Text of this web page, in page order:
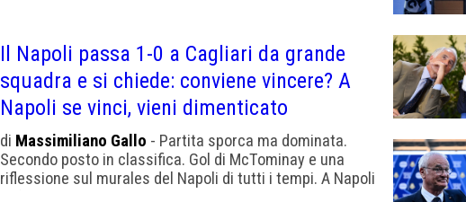
Il Napoli passa 1-0 a Cagliari da grande
squadra e si chiede: conviene vincere? A
Napoli se vinci, vieni dimenticato
di Massimiliano Gallo - Partita sporca ma dominata.
Secondo posto in classifica. Gol di McTominay e una
riflessione sul murales del Napoli di tutti i tempi. A Napoli